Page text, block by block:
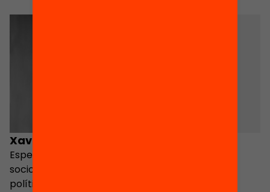
Xavier Bonal
Especialista en
sociologia de l’educació i
política educativa